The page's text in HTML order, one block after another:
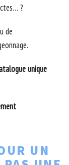
?
de
unique
UN